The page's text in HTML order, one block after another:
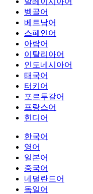
벵골어
베트남어
스페인어
아랍어
이탈리아어
인도네시아어
태국어
터키어
포르투갈어
프랑스어
힌디어
한국어
영어
일본어
중국어
네덜란드어
독일어